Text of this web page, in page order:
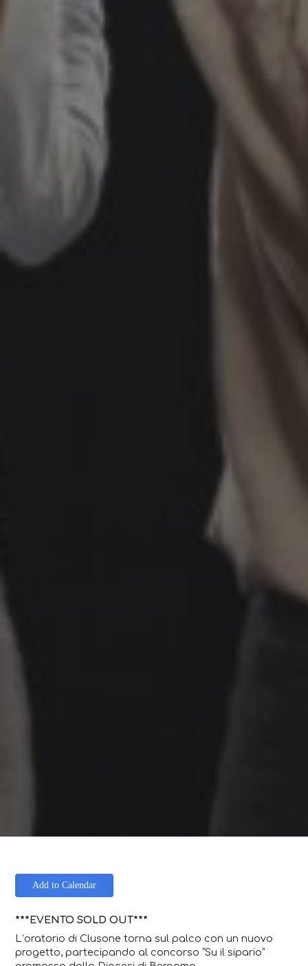
Add to Calendar
***EVENTO SOLD OUT***
L’oratorio di Clusone torna sul palco con un nuovo
progetto, partecipando al concorso “Su il sipario”